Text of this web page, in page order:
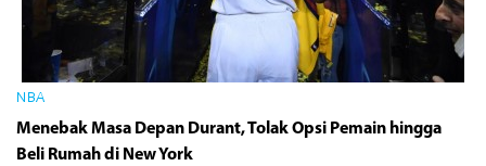
NBA
Menebak Masa Depan Durant, Tolak Opsi Pemain hingga
Beli Rumah di New York